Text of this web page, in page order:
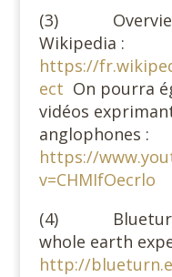
(3) Overview
Wikipedia :
https://
ect On pourra
vidéos
anglophones :
https://
v=CHMIfOecrlo
(4)
whole earth
http://